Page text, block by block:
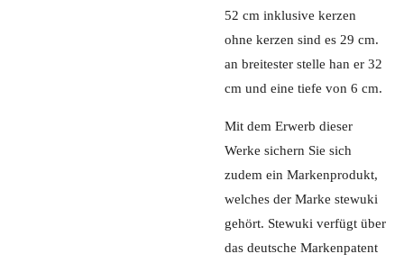
52 cm inklusive kerzen
ohne kerzen sind es 29 cm.
an breitester stelle han er 32
cm und eine tiefe von 6 cm.
Mit dem Erwerb dieser
Werke sichern Sie sich
zudem ein Markenprodukt,
welches der Marke stewuki
gehört. Stewuki verfügt über
das deutsche Markenpatent